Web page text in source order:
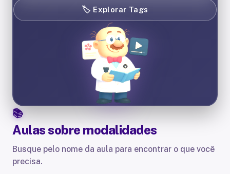
🏷️ Explorar Tags
Aulas sobre modalidades
Busque pelo nome da aula para encontrar o que você
precisa.